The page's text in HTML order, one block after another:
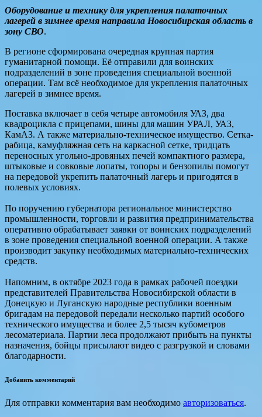
Оборудование и технику для укрепления палаточных
лагерей в зимнее время направила Новосибирская область в
зону СВО.
В регионе сформирована очередная крупная партия
гуманитарной помощи. Её отправили для воинских
подразделений в зоне проведения специальной военной
операции. Там всё необходимое для укрепления палаточных
лагерей в зимнее время.
Поставка включает в себя четыре автомобиля УАЗ, два
квадроцикла с прицепами, шины для машин УРАЛ, УАЗ,
КамАЗ. А также материально-техническое имущество. Сетка-
рабица, камуфляжная сеть на каркасной сетке, тридцать
переносных угольно-дровяных печей компактного размера,
штыковые и совковые лопаты, топоры и бензопилы помогут
на передовой укрепить палаточный лагерь и пригодятся в
полевых условиях.
По поручению губернатора региональное министерство
промышленности, торговли и развития предпринимательства
оперативно обрабатывает заявки от воинских подразделений
в зоне проведения специальной военной операции. А также
производит закупку необходимых материально-технических
средств.
Напомним, в октябре 2023 года в рамках рабочей поездки
представителей Правительства Новосибирской области в
Донецкую и Луганскую народные республики военным
бригадам на передовой передали несколько партий особого
технического имущества и более 2,5 тысяч кубометров
лесоматериала. Партии леса продолжают прибыть на пункты
назначения, бойцы присылают видео с разгрузкой и словами
благодарности.
Добавить комментарий
Для отправки комментария вам необходимо авторизоваться.